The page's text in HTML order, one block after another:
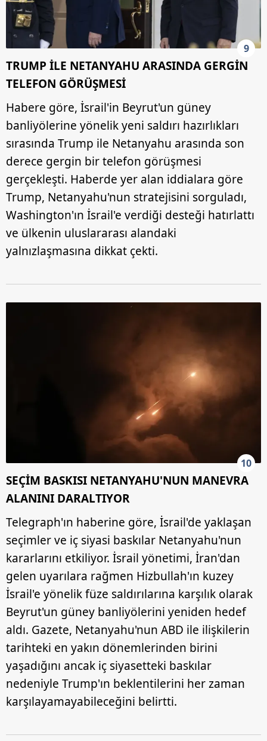
9
TRUMP İLE NETANYAHU ARASINDA GERGİN
TELEFON GÖRÜŞMESİ
Habere göre, İsrail'in Beyrut'un güney
banliyölerine yönelik yeni saldırı hazırlıkları
sırasında Trump ile Netanyahu arasında son
derece gergin bir telefon görüşmesi
gerçekleşti. Haberde yer alan iddialara göre
Trump, Netanyahu'nun stratejisini sorguladı,
Washington'ın İsrail'e verdiği desteği hatırlattı
ve ülkenin uluslararası alandaki
yalnızlaşmasına dikkat çekti.
10
SEÇİM BASKISI NETANYAHU'NUN MANEVRA
ALANINI DARALTIYOR
Telegraph'ın haberine göre, İsrail'de yaklaşan
seçimler ve iç siyasi baskılar Netanyahu'nun
kararlarını etkiliyor. İsrail yönetimi, İran'dan
gelen uyarılara rağmen Hizbullah'ın kuzey
İsrail'e yönelik füze saldırılarına karşılık olarak
Beyrut'un güney banliyölerini yeniden hedef
aldı. Gazete, Netanyahu'nun ABD ile ilişkilerin
tarihteki en yakın dönemlerinden birini
yaşadığını ancak iç siyasetteki baskılar
nedeniyle Trump'ın beklentilerini her zaman
karşılayamayabileceğini belirtti.